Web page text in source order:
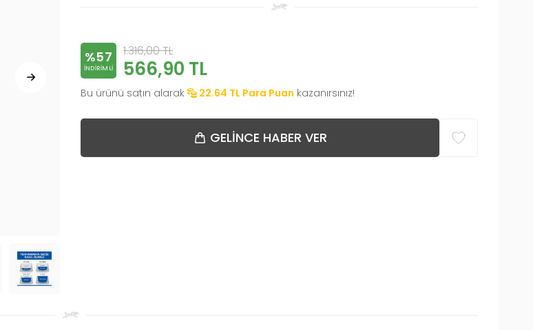
%57
INDIRIMLI
1.316,00TL
566,90 TL
Bu ürünü satın alarak 22.64 TL Para Puan kazanırsınız!
GELINCE HABER VER